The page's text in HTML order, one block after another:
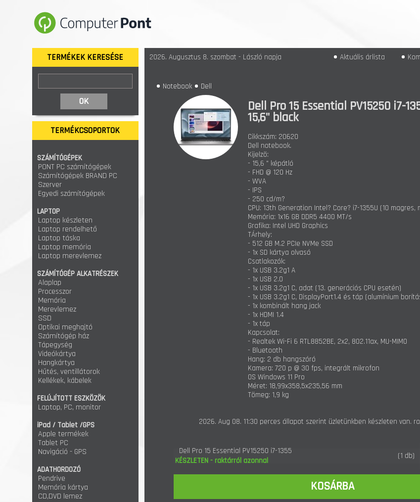
TERMÉKEK KERESÉSE
TERMÉKCSOPORTOK
SZÁMÍTÓGÉPEK
PONT PC számítógépek
Számítógépek BRAND PC
Szerver
Egyedi számítógépek
LAPTOP
Laptop készleten
Laptop rendelhető
Laptop táska
Laptop memória
Laptop merevlemez
SZÁMÍTÓGÉP ALKATRÉSZEK
Alaplap
Processzor
Memória
Merevlemez
SSD
Optikai meghajtó
Számítógép ház
Tápegység
Videókártya
Hangkártya
Hűtés, ventillátorok
Kellékek, kábelek
FELÚJÍTOTT ESZKÖZÖK
Laptop, PC, monitor
iPad / Tablet /GPS
Apple termékek
Tablet PC
Navigáció - GPS
ADATHORDOZÓ
Pendrive
Memória kártya
CD,DVD lemez
2026. Augusztus 8. szombat - László napja Aktuális árlista
Notebook Dell
Dell Pro 15 Essential PV15250 i7-
15,6" black
Cikkszám: 20620
Dell notebook.
Kijelzö:
- 15,6 " képátló
- FHD @ 120 Hz
- WVA
- IPS
- 250 cd/m?
CPU: 13th Generation Intel? Core? i7-1355U (10 magres,
Memória: 1x16 GB DDR5 4400 MT/s
Grafika: Intel UHD Graphics
TÁrhely:
- 512 GB M.2 PCIe NVMe SSD
- 1x SD kártya olvasó
Csatlakozók:
- 1x USB 3.2g1 A
- 1x USB 2.0
- 1x USB 3.2g1 C, adat (13. generációs CPU esetén)
- 1x USB 3.2g1 C, DisplayPort1.4 és táp (alumínium
- 1x kombinált hang jack
- 1x HDMI 1.4
- 1x táp
Kapcsolat:
- Realtek Wi-Fi 6 RTL8852BE, 2x2, 802.11ax, MU-MIMO
- Bluetooth
Hang: 2 db hangszóró
Kamera: 720 p @ 30 fps, integrált mikrofon
OS Windows 11 Pro
Méret: 18,99x358,5x235,56 mm
Tömeg: 1,9 kg
2026. Aug 08. 11:30 perces állapot szerint üzletünkben készleten van.
Dell Pro 15 Essential PV15250 i7-1355
16GB/512GB 15,6" black
KÉSZLETEN - raktárról azonnal
(1 db)
KOSÁRBA